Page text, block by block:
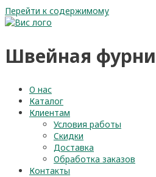
Перейти к содержимому
Швейная
О нас
Каталог
Клиентам
Условия работы
Скидки
Доставка
Обработка заказов
Контакты